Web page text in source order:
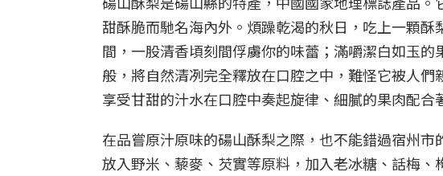
甜酥脆而馳名海內外。煩躁乾渴的秋日，吃上一顆
間，一股清香頃刻間俘虜你的味蕾；滿嚼潔白如玉
般，將自然清冽完全釋放在口腔之中，難怪它被人
享受甘甜的汁水在口腔中奏起旋律、細膩的果肉配
在品嘗原汁原味的碭山酥梨之際，也不能錯過宿州
放入野米、藜麥、芡實等原料，加入老冰糖、話梅